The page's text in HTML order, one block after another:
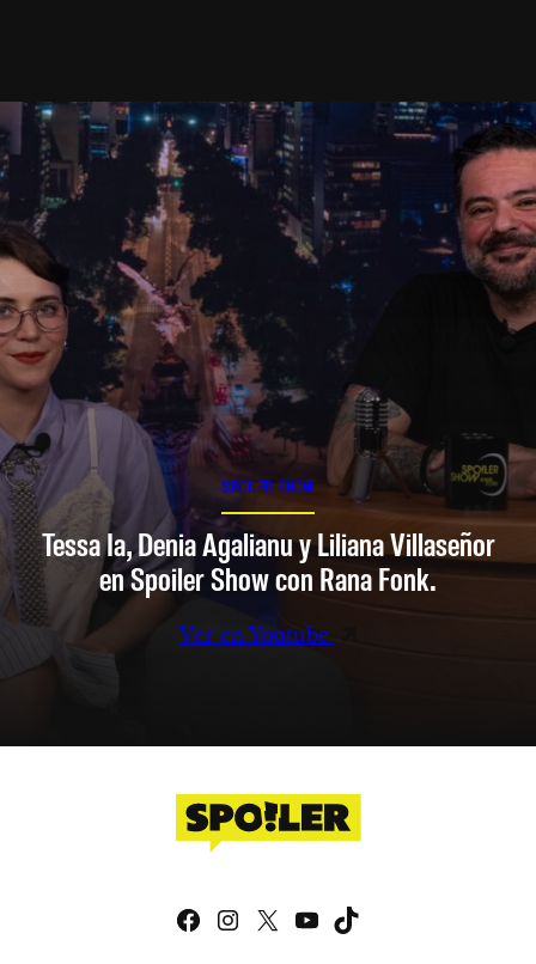
SPOILER SHOW
Tessa Ia, Denia Agalianu y Liliana Villaseñor
en Spoiler Show con Rana Fonk.
Ver en Youtube
Facebook
Instagram
X YouTube